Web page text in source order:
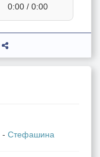
0:00 / 0:00
- Стефашина